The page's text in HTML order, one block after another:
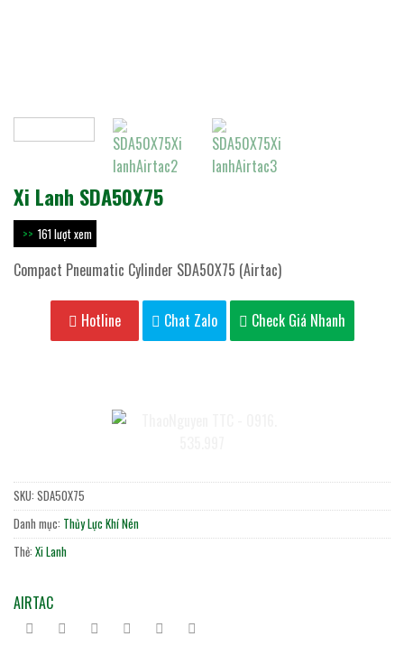
Xi Lanh SDA50X75
161 lượt xem
Compact Pneumatic Cylinder SDA50X75 (Airtac)
Hotline Chat Zalo Check Giá Nhanh
SKU: SDA50X75
Danh mục: Thủy Lực Khí Nén
Thẻ: Xi Lanh
AIRTAC